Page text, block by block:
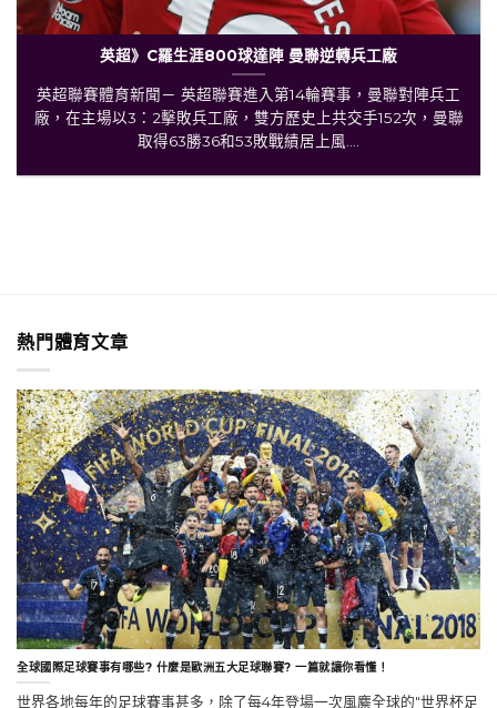
英超》C羅生涯800球達陣 曼聯逆轉兵工廠
英超聯賽體育新聞－ 英超聯賽進入第14輪賽事，曼聯對陣兵工
廠，在主場以3：2擊敗兵工廠，雙方歷史上共交手152次，曼聯
取得63勝36和53敗戰績居上風....
熱門體育文章
全球國際足球賽事有哪些? 什麼是歐洲五大足球聯賽? 一篇就讓你看懂！